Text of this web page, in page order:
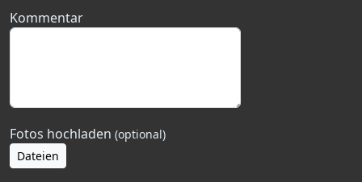
Kommentar
Fotos hochladen (optional)
Dateien